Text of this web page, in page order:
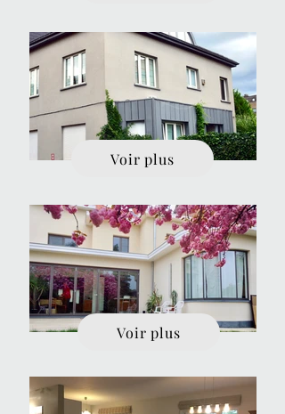
Voir plus
Voir plus